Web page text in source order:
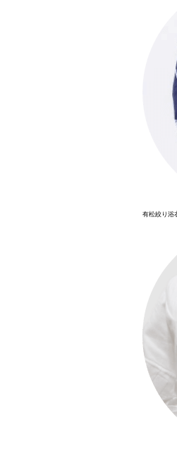
有松絞り浴